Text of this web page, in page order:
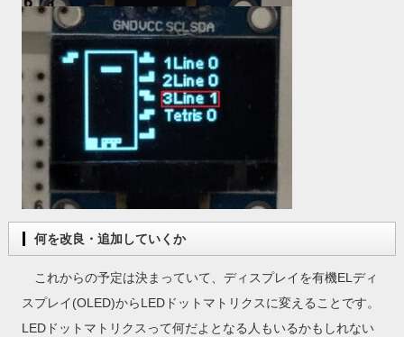
何を改良・追加していくか
これからの予定は決まっていて、ディスプレイを有機ELディ
スプレイ(OLED)からLEDドットマトリクスに変えることです。
LEDドットマトリクスって何だよとなる人もいるかもしれない